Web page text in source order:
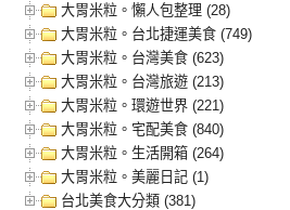
大胃米粒。懶人包整理 (28)
大胃米粒。台北捷運美食 (749)
大胃米粒。台灣美食 (623)
大胃米粒。台灣旅遊 (213)
大胃米粒。環遊世界 (221)
大胃米粒。宅配美食 (840)
大胃米粒。生活開箱 (264)
大胃米粒。美麗日記 (1)
台北美食大分類 (381)